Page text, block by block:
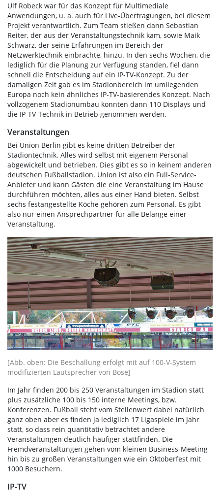
Ulf Robeck war für das Konzept für Multimediale
Anwendungen, u. a. auch für Live-Übertragungen, bei diesem
Projekt verantwortlich. Zum Team stießen dann Sebastian
Reiter, der aus der Veranstaltungstechnik kam, sowie Maik
Schwarz, der seine Erfahrungen im Bereich der
Netzwerktechnik einbrachte, hinzu. In den sechs Wochen, die
lediglich für die Planung zur Verfügung standen, fiel dann
schnell die Entscheidung auf ein IP-TV-Konzept. Zu der
damaligen Zeit gab es im Stadionbereich im umliegenden
Europa noch kein ähnliches IP-TV-basierendes Konzept. Nach
vollzogenem Stadionumbau konnten dann 110 Displays und
die IP-TV-Technik in Betrieb genommen werden.
Veranstaltungen
Bei Union Berlin gibt es keine dritten Betreiber der
Stadiontechnik. Alles wird selbst mit eigenem Personal
abgewickelt und betrieben. Dies gibt es so in keinem anderen
deutschen Fußballstadion. Union ist also ein Full-Service-
Anbieter und kann Gästen die eine Veranstaltung im Hause
durchführen möchten, alles aus einer Hand bieten. Selbst
sechs festangestellte Köche gehören zum Personal. Es gibt
also nur einen Ansprechpartner für alle Belange einer
Veranstaltung.
[Abb. oben: Die Beschallung erfolgt mit auf 100-V-System
modifizierten Lautsprecher von Bose]
Im Jahr finden 200 bis 250 Veranstaltungen im Stadion statt
plus zusätzliche 100 bis 150 interne Meetings, bzw.
Konferenzen. Fußball steht vom Stellenwert dabei natürlich
ganz oben aber es finden ja lediglich 17 Ligaspiele im Jahr
statt, so dass rein quantitativ betrachtet andere
Veranstaltungen deutlich häufiger stattfinden. Die
Fremdveranstaltungen gehen vom kleinen Business-Meeting
hin bis zu großen Veranstaltungen wie ein Oktoberfest mit
1000 Besuchern.
IP-TV